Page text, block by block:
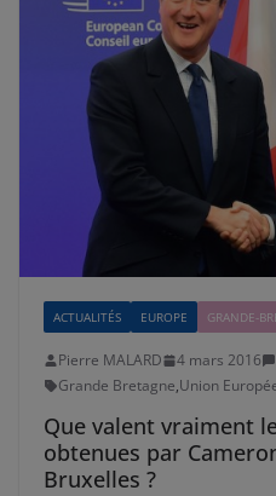
ACTUALITÉS EUROPE GRANDE-
Pierre MALARD 4 mars 2016
Grande Bretagne,Union
Que valent vraiment
obtenues par
Bruxelles ?